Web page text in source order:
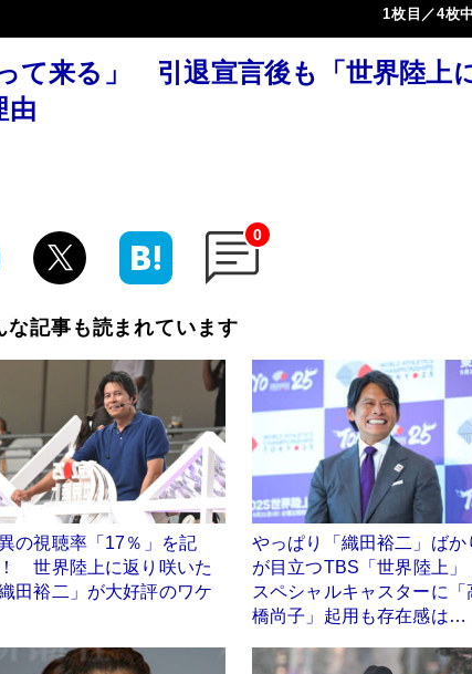
1枚目／4枚中
て来る」 引退宣言後も「世界陸上
由
0
な記事も読まれています
の視聴率「17％」を記
世界陸上に返り咲いた
織田裕二」が大好評のワケ
やっぱり「織田裕二」ばか
が目立つTBS「世界陸上
スペシャルキャスターに「
橋尚子」起用も存在感は…